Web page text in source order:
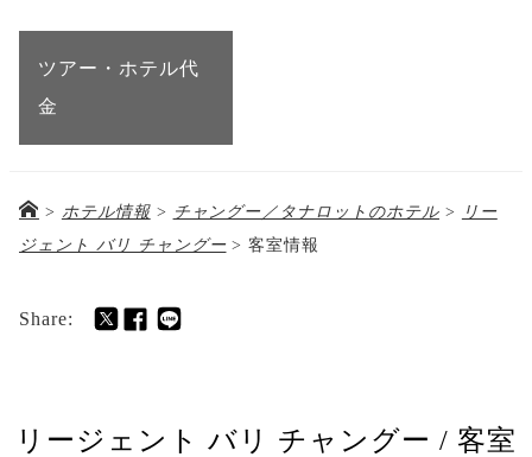
ツアー・ホテル代
金
> ホテル情報> チャングー／タナロットのホテル>
リー
ジェント バリ チャングー>客室情報
Share:
リージェント バリ チャングー / 客室